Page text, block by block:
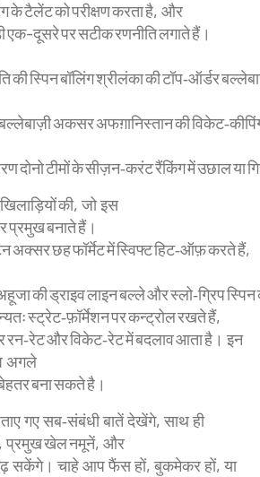
के टैलेंट को परीक्षण करता है, और
एक-दूसरे पर सटीक रणनीति लगाते हैं।
की स्पिन बॉलिंग श्रीलंका की टॉप‑ऑर्डर
अकसर अफग़ानिस्तान की
दोनो टीमों के सीज़न‑करंट रैंकिंग में उछाल या
की, जो इस
प्रमुख बनाते हैं।
अक्सर छह फॉर्मेट में स्विफ्ट हिट‑ऑफ़ करते हैं,
की ड्राइव लाइन बल्ले और स्लो‑ग्रिप स्पिन
स्ट्रेट‑फ़ॉर्मेशन पर कन्ट्रोल रखते हैं,
रन‑रेट और विकेट‑रेट में बदलाव आता है। इन
अगले
बना सकते है।
गए सब‑संबंधी बातें देखेंगे, साथ ही
प्रमुख खेल नमूनें, और
सकेंगे। चाहे आप फैंस हों, बुकमेकर हों, या